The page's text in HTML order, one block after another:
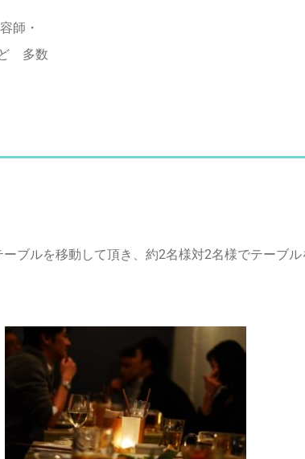
師・
ど 多数
ブルを移動して頂き、約2名様対2名様でテーブ